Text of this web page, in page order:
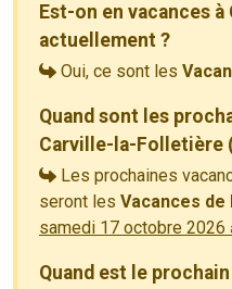
Est-on en vacances
actuellement ?
Oui, ce sont les
Quand sont les
Carville-la-Folletière
Les prochaines
seront les Vacances de
samedi 17 octobre 2026
Quand est le